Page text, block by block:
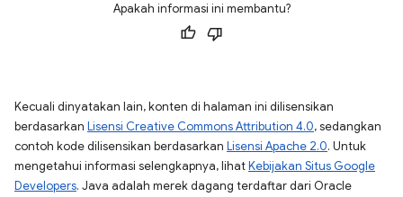
Apakah informasi ini membantu?
Kecuali dinyatakan lain, konten di halaman ini dilisensikan
berdasarkan Lisensi Creative Commons Attribution 4.0, sedangkan
contoh kode dilisensikan berdasarkan Lisensi Apache 2.0. Untuk
mengetahui informasi selengkapnya, lihatKebijakan Situs Google
Developers. Java adalah merek dagang terdaftar dari Oracle